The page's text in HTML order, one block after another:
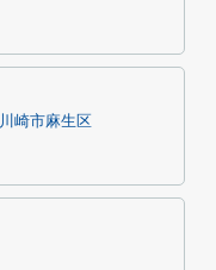
川崎市麻生区